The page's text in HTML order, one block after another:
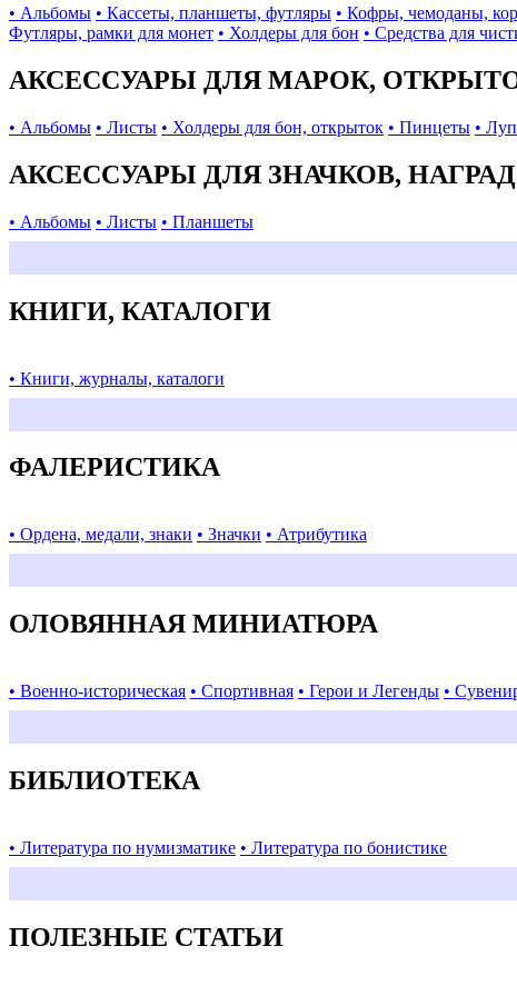
• Альбомы • Кассеты, планшеты, футляры • Кофры, чемоданы,
Футляры, рамки для монет • Холдеры для бон • Средства для
АКСЕССУАРЫ ДЛЯ МАРОК,
• Альбомы • Листы • Холдеры для бон, открыток • Пинцеты •
АКСЕССУАРЫ ДЛЯ ЗНАЧКОВ, НАГРАД
• Альбомы • Листы • Планшеты
КНИГИ, КАТАЛОГИ
• Книги, журналы, каталоги
ФАЛЕРИСТИКА
• Ордена, медали, знаки • Значки • Атрибутика
ОЛОВЯННАЯ МИНИАТЮРА
• Военно-историческая • Спортивная • Герои и Легенды •
БИБЛИОТЕКА
• Литература по нумизматике • Литература по бонистике
ПОЛЕЗНЫЕ СТАТЬИ